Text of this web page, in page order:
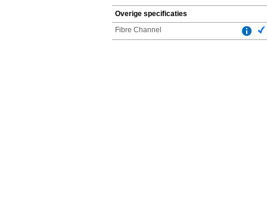
Overige specificaties
Fibre Channel